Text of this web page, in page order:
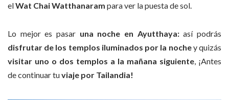
elWat Chai Watthanaram para ver la puesta de sol.
Lo mejor es pasar una noche en Ayutthaya:así podrás
disfrutar de los templos iluminados por la nochey quizás
visitar uno o dos templos a la mañana siguiente , ¡Antes
de continuar tuviaje por Tailandia!